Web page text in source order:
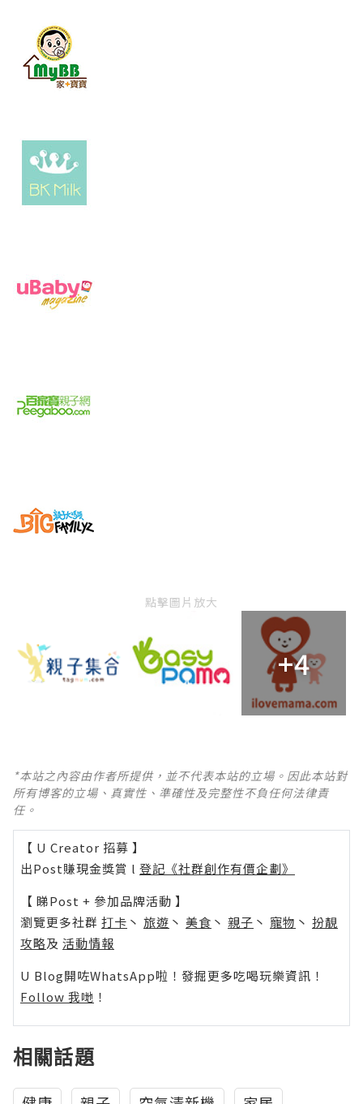
點擊圖片放大
+4
*本站之內容由作者所提供，並不代表本站的立場。因此本站對
所有博客的立場、真實性、準確性及完整性不負任何法律責
任。
【 U Creator 招募 】
出Post賺現金獎賞 l 登記《社群創作有價企劃》
【 睇Post + 參加品牌活動 】
瀏覽更多社群 打卡 丶 旅遊 丶 美食 丶 親子 丶 寵物 丶 扮靚
攻略及 活動情報
U Blog開咗WhatsApp啦！發掘更多吃喝玩樂資訊！
Follow 我哋 ！
相關話題